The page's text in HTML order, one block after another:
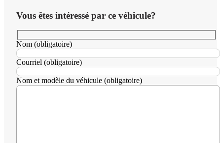
Vous êtes intéressé par ce véhicule?
Nom (obligatoire)
Courriel (obligatoire)
Nom et modèle du véhicule (obligatoire)